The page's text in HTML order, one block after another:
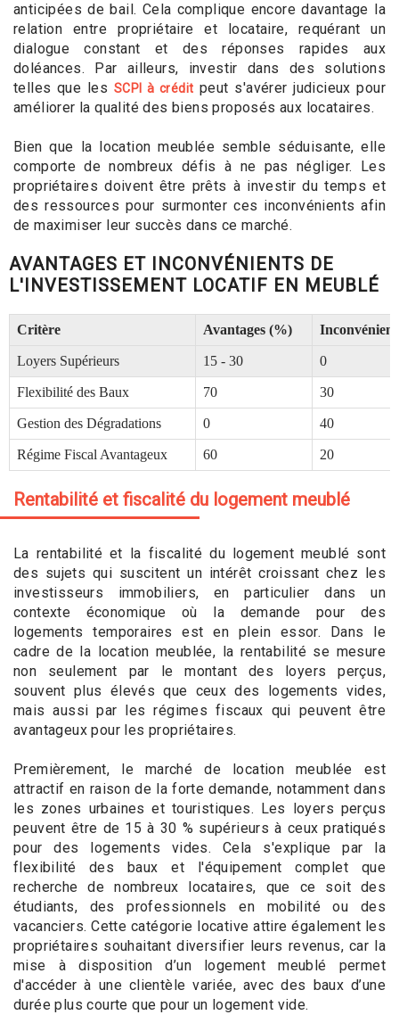
anticipées de bail. Cela complique encore davantage la
relation entre propriétaire et locataire, requérant un
dialogue constant et des réponses rapides aux
doléances. Par ailleurs, investir dans des solutions
telles que les SCPI à crédit peut s'avérer judicieux pour
améliorer la qualité des biens proposés aux locataires.
Bien que la location meublée semble séduisante, elle
comporte de nombreux défis à ne pas négliger. Les
propriétaires doivent être prêts à investir du temps et
des ressources pour surmonter ces inconvénients afin
de maximiser leur succès dans ce marché.
AVANTAGES ET INCONVÉNIENTS DE
L'INVESTISSEMENT LOCATIF EN MEUBLÉ
Critère Avantages (%)
Loyers Supérieurs 15 - 30 0
Flexibilité des Baux 70 30
Gestion des Dégradations 0 40
Régime Fiscal Avantageux 60 20
Rentabilité et fiscalité du logement meublé
La rentabilité et la fiscalité du logement meublé sont
des sujets qui suscitent un intérêt croissant chez les
investisseurs immobiliers, en particulier dans un
contexte économique où la demande pour des
logements temporaires est en plein essor. Dans le
cadre de la location meublée, la rentabilité se mesure
non seulement par le montant des loyers perçus,
souvent plus élevés que ceux des logements vides,
mais aussi par les régimes fiscaux qui peuvent être
avantageux pour les propriétaires.
Premièrement, le marché de location meublée est
attractif en raison de la forte demande, notamment dans
les zones urbaines et touristiques. Les loyers perçus
peuvent être de 15 à 30 % supérieurs à ceux pratiqués
pour des logements vides. Cela s'explique par la
flexibilité des baux et l'équipement complet que
recherche de nombreux locataires, que ce soit des
étudiants, des professionnels en mobilité ou des
vacanciers. Cette catégorie locative attire également les
propriétaires souhaitant diversifier leurs revenus, car la
mise à disposition d’un logement meublé permet
d'accéder à une clientèle variée, avec des baux d’une
durée plus courte que pour un logement vide.